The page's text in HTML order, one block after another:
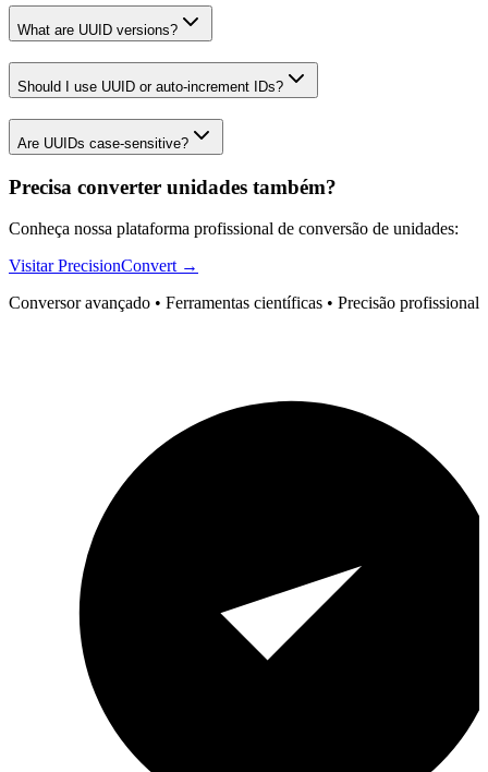
What are UUID versions?
Should I use UUID or auto-increment IDs?
Are UUIDs case-sensitive?
Precisa converter unidades também?
Conheça nossa plataforma profissional de conversão de unidades:
Visitar PrecisionConvert →
Conversor avançado • Ferramentas científicas • Precisão profissional